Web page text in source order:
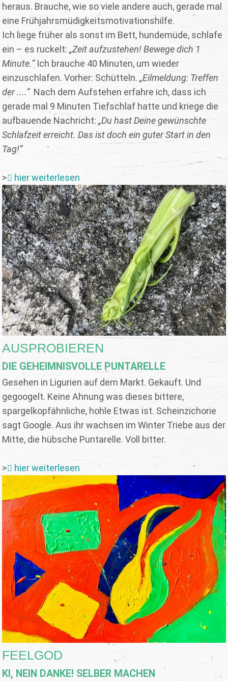
heraus. Brauche, wie so viele andere auch, gerade mal
eine Frühjahrsmüdigkeitsmotivationshilfe.
Ich liege früher als sonst im Bett, hundemüde, schlafe
ein – es ruckelt:„Zeit aufzustehen! Bewege dich 1
Minute.“ Ich brauche 40 Minuten, um wieder
einzuschlafen. Vorher: Schütteln. „Eilmeldung: Treffen
der ....“Nach dem Aufstehen erfahre ich, dass ich
gerade mal 9 Minuten Tiefschlaf hatte und kriege die
aufbauende Nachricht:„Du hast Deine gewünschte
Schlafzeit erreicht. Das ist doch ein guter Start in den
Tag!“
> hier weiterlesen
AUSPROBIEREN
DIE GEHEIMNISVOLLE PUNTARELLE
Gesehen in Ligurien auf dem Markt. Gekauft. Und
gegoogelt. Keine Ahnung was dieses bittere,
spargelkopfähnliche, hohle Etwas ist. Scheinzichorie
sagt Google. Aus ihr wachsen im Winter Triebe aus der
Mitte, die hübsche Puntarelle. Voll bitter.
> hier weiterlesen
FEELGOD
KI, NEIN DANKE! SELBER MACHEN